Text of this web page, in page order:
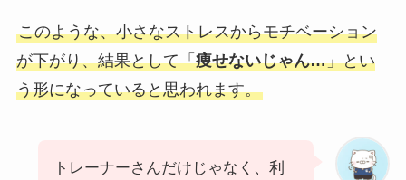
このような、小さなストレスからモチベーション
が下がり、結果として「痩せないじゃん…」とい
う形になっていると思われます。
トレーナーさんだけじゃなく、利